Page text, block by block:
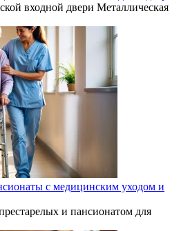
входной двери Металлическая
с медицинским уходом и
и пансионатом для